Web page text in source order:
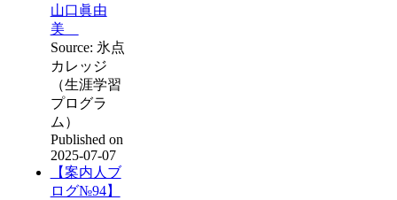
山口眞由
美
Source: 氷点
カレッジ
（生涯学習
プログラ
ム）
Published on
2025-07-07
【案内人ブ
ログ№94】